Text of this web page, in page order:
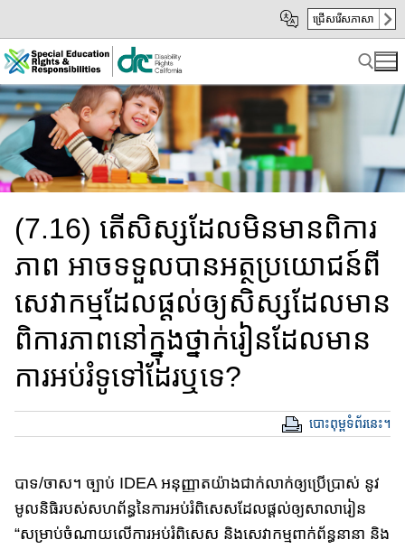
Main
Content
sub
navigation
ជ្រើសរើសភាសា
Search for:
(7.16) តើសិស្សដែលមិនមានពិការ
ភាព អាចទទួល​បានអត្ថប្រយោជន៍​ពី
សេវាកម្ម​ដែលផ្ដល់​ឲ្យ​សិស្ស​ដែល​មាន​
ពិការភាព​នៅក្នុងថ្នាក់រៀន​ដែល​មាន
ការអប់រំទូទៅដែរឬទេ?
បោះពុម្ពទំព័រនេះ។
បាទ/ចាស​។ ច្បាប់​ IDEA អនុញ្ញាតយ៉ាងជាក់លាក់ឲ្យប្រើប្រាស់ នូវ
មូលនិធិ​របស់​សហព័ន្ធ​នៃការអប់រំពិសេស​ដែល​ផ្ដល់​ឲ្យ​សាលារៀន​
“សម្រាប់ចំណាយ​លើ​ការ​អប់រំពិសេស និងសេវាកម្ម​ពាក់ព័ន្ធនានា និង